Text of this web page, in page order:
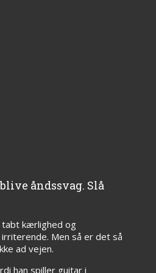
åndssvag. Slå
tabt kærlighed og
Men så er det så
ad vejen.
han spiller guitar i